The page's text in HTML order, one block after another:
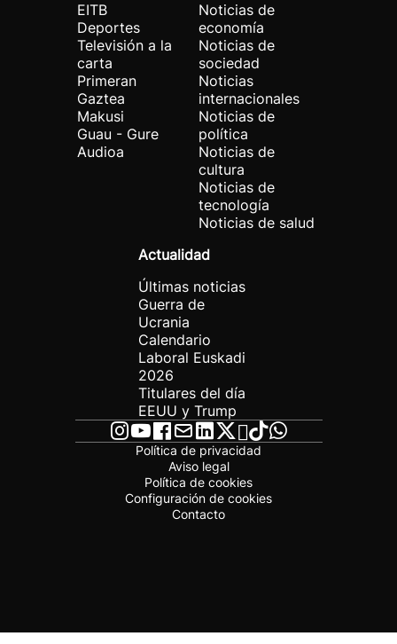
EITB
Deportes
Televisión a la
carta
Primeran
Gaztea
Makusi
Guau - Gure
Audioa
Noticias de
economía
Noticias de
sociedad
Noticias
internacionales
Noticias de
política
Noticias de
cultura
Noticias de
tecnología
Noticias de salud
Actualidad
Últimas noticias
Guerra de
Ucrania
Calendario
Laboral Euskadi
2026
Titulares del día
EEUU y Trump
Política de privacidad
Aviso legal
Política de cookies
Configuración de cookies
Contacto